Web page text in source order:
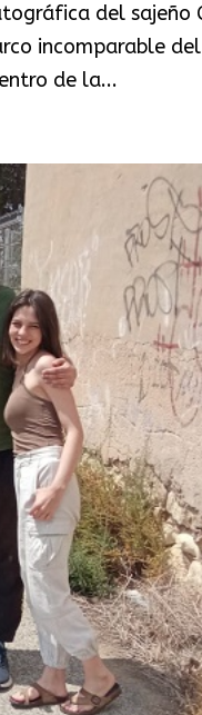
del sajeño
incomparable
de la...